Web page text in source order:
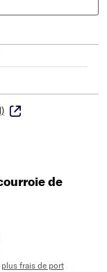
de
plus frais de port